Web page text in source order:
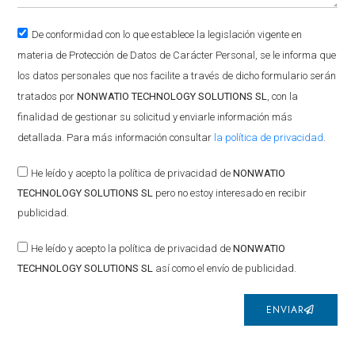
De conformidad con lo que establece la legislación vigente en
materia de Protección de Datos de Carácter Personal, se le informa que
los datos personales que nos facilite a través de dicho formulario serán
tratados porNONWATIO TECHNOLOGY SOLUTIONS SL, con la
finalidad de gestionar su solicitud y enviarle información más
detallada. Para más información consultar la política de privacidad.
He leído y acepto la política de privacidad deNONWATIO
TECHNOLOGY SOLUTIONS SL pero no estoy interesado en recibir
publicidad.
He leído y acepto la política de privacidad deNONWATIO
TECHNOLOGY SOLUTIONS SL así como el envío de publicidad.
ENVIAR